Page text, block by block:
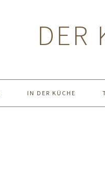
DER
IN DER KÜCHE